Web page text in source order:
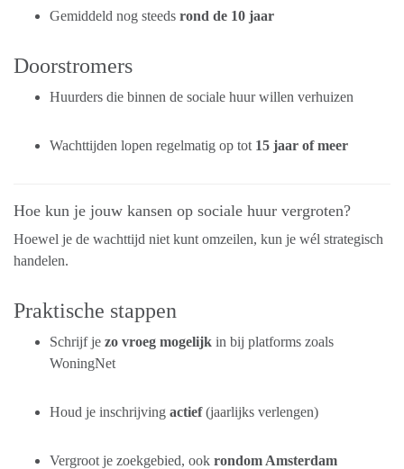
Gemiddeld nog steeds rond de 10 jaar
Doorstromers
Huurders die binnen de sociale huur willen verhuizen
Wachttijden lopen regelmatig op tot 15 jaar of meer
Hoe kun je jouw kansen op sociale huur vergroten?
Hoewel je de wachttijd niet kunt omzeilen, kun je wél strategisch
handelen.
Praktische stappen
Schrijf je zo vroeg mogelijk in bij platforms zoals
WoningNet
Houd je inschrijving actief(jaarlijks verlengen)
Vergroot je zoekgebied, ook rondom Amsterdam